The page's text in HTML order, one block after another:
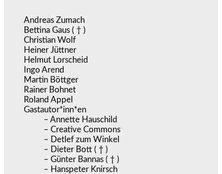
Andreas Zumach
Bettina Gaus ( † )
Christian Wolf
Heiner Jüttner
Helmut Lorscheid
Ingo Arend
Martin Böttger
Rainer Bohnet
Roland Appel
Gastautor*inn*en
– Annette Hauschild
– Creative Commons
– Detlef zum Winkel
– Dieter Bott ( † )
– Günter Bannas ( † )
– Hanspeter Knirsch